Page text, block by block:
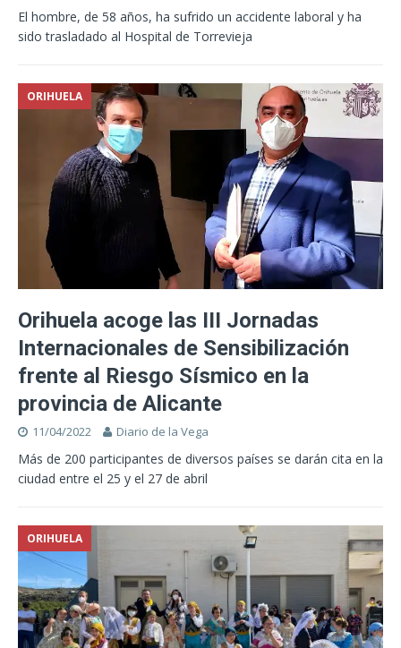
El hombre, de 58 años, ha sufrido un accidente laboral y ha
sido trasladado al Hospital de Torrevieja
ORIHUELA
Orihuela acoge las III Jornadas
Internacionales de Sensibilización
frente al Riesgo Sísmico en la
provincia de Alicante
11/04/2022 Diario de la Vega
Más de 200 participantes de diversos países se darán cita en la
ciudad entre el 25 y el 27 de abril
ORIHUELA